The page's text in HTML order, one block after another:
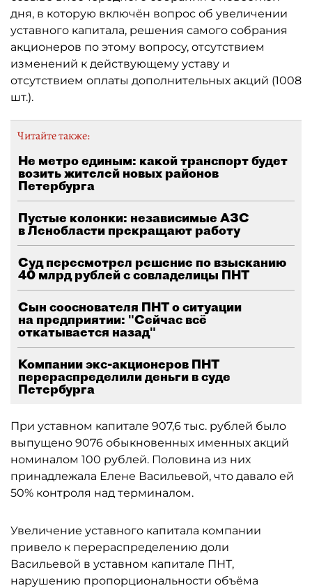
дня, в которую включён вопрос об увеличении
уставного капитала, решения самого собрания
акционеров по этому вопросу, отсутствием
изменений к действующему уставу и
отсутствием оплаты дополнительных акций (1008
шт.).
Читайте также:
Не метро единым: какой транспорт будет
возить жителей новых районов
Петербурга
Пустые колонки: независимые АЗС
в Ленобласти прекращают работу
Суд пересмотрел решение по взысканию
40 млрд рублей с совладелицы ПНТ
Сын сооснователя ПНТ о ситуации
на предприятии: "Сейчас всё
откатывается назад"
Компании экс-акционеров ПНТ
перераспределили деньги в суде
Петербурга
При уставном капитале 907,6 тыс. рублей было
выпущено 9076 обыкновенных именных акций
номиналом 100 рублей. Половина из них
принадлежала Елене Васильевой, что давало ей
50% контроля над терминалом.
Увеличение уставного капитала компании
привело к перераспределению доли
Васильевой в уставном капитале ПНТ,
нарушению пропорциональности объёма